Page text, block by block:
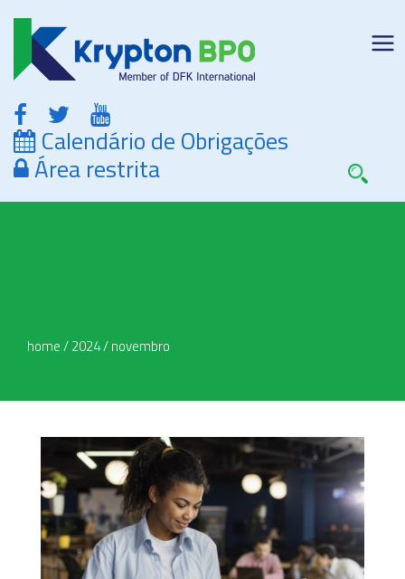
Calendário de Obrigações
Área restrita
home/2024/novembro